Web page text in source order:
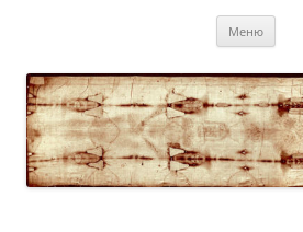
Меню